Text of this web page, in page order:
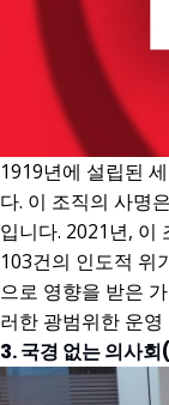
1919년에 설립된
다. 이 조직의 사명
입니다. 2021년, 이
103건의 인도적 위
으로 영향을 받은
러한 광범위한 운
3. 국경 없는 의